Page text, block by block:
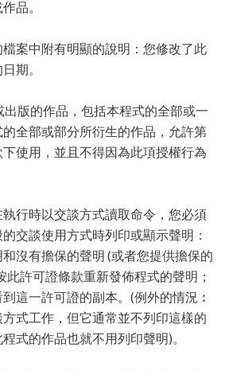
品。
案中附有明顯的說明：您修改了此
期。
出版的作品，包括本程式的全部或一
全部或部分所衍生的作品，允許第
使用，並且不得因為此項授權行為
行時以交談方式讀取命令，您必須
交談使用方式時列印或顯示聲明：
沒有擔保的聲明 (或者您提供擔保的
此許可證條款重新發佈程式的聲明；
這一許可證的副本。(例外的情況︰
式工作，但它通常並不列印這樣的
式的作品也就不用列印聲明)。